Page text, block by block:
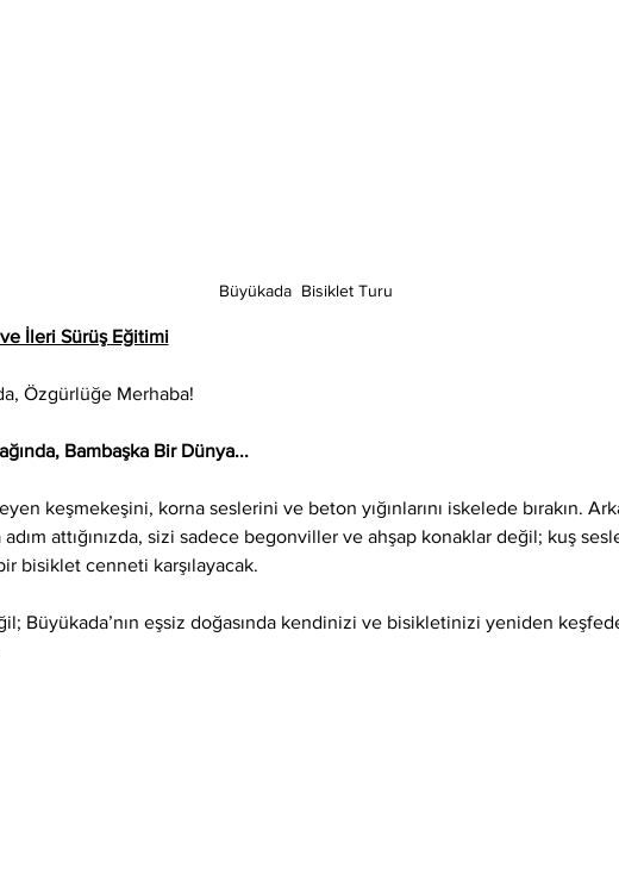
Büyükada  Bisiklet Turu
İleri Sürüş Eğitimi
Özgürlüğe Merhaba!
Bambaşka Bir Dünya...
keşmekeşini, korna seslerini ve beton yığınlarını iskelede bırakın.
adım attığınızda, sizi sadece begonviller ve ahşap konaklar değil; kuş
bisiklet cenneti karşılayacak.
Büyükada’nın eşsiz doğasında kendinizi ve bisikletinizi yeniden